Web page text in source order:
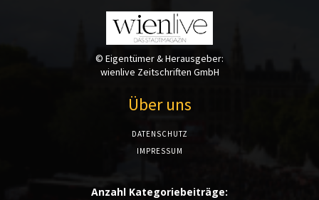
© Eigentümer & Herausgeber:
wienlive Zeitschriften GmbH
Über uns
DATENSCHUTZ
IMPRESSUM
Anzahl Kategoriebeiträge: